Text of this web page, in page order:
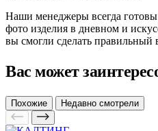
Наши менеджеры всегда
фото изделия в дневном и
вы смогли сделать правильный
Вас может
Похожие Недавно смотрели